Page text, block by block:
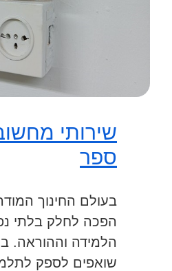
שירותי
ספר
בעולם החינוך
הפכה לחלק בלתי
הלמידה וההוראה.
שואפים לספק